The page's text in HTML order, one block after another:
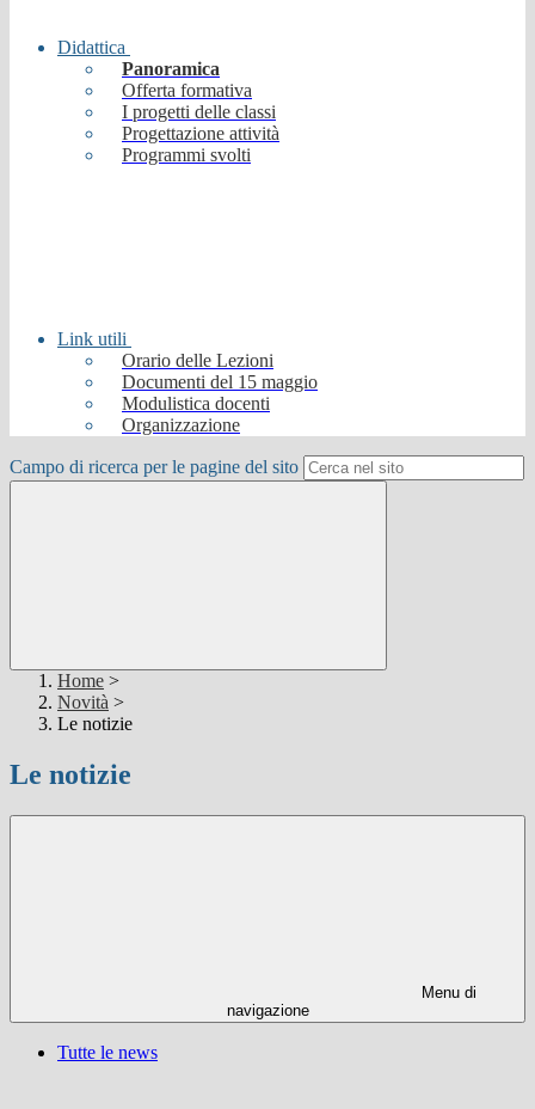
Didattica
Panoramica
Offerta formativa
I progetti delle classi
Progettazione attività
Programmi svolti
Link utili
Orario delle Lezioni
Documenti del 15 maggio
Modulistica docenti
Organizzazione
Campo di ricerca per le pagine del sito
Home >
Novità >
Le notizie
Le notizie
Menu di
navigazione
Tutte le news